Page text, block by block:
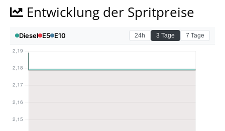
Entwicklung der Spritpreise